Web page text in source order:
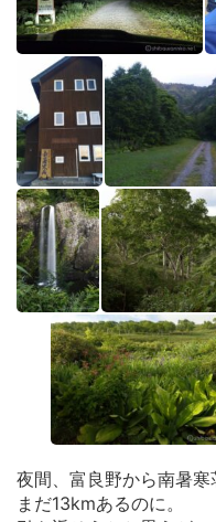
夜間、富良野から南暑寒
まだ13kmあるのに。